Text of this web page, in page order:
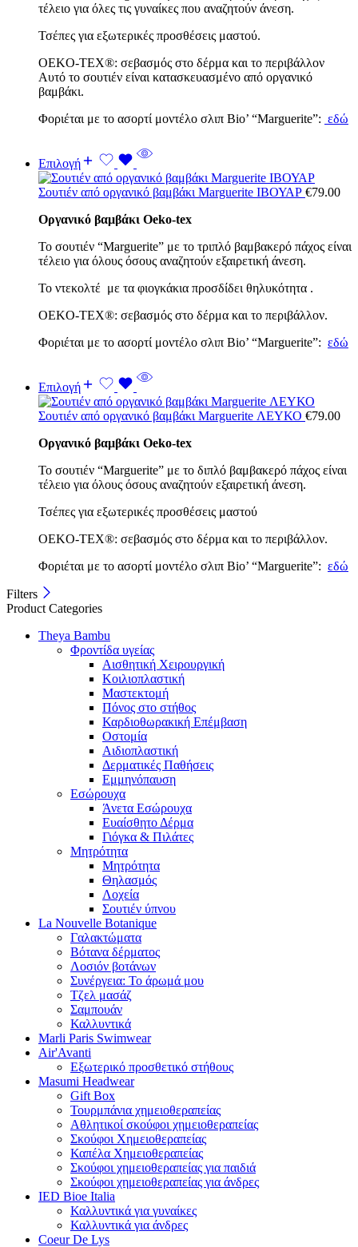
τέλειο για όλες τις γυναίκες που αναζητούν άνεση.
Τσέπες για εξωτερικές προσθέσεις μαστού.
OEKO-TEX®: σεβασμός στο δέρμα και το περιβάλλον
Αυτό το σουτιέν είναι κατασκευασμένο από οργανικό
βαμβάκι.
Φοριέται με το ασορτί μοντέλο σλιπ Bio’ “Marguerite”: εδώ
Επιλογή
Σουτιέν από οργανικό βαμβάκι Marguerite ΙΒΟΥΑΡ €79.00
Οργανικό βαμβάκι Oeko-tex
Το σουτιέν “Marguerite” με το τριπλό βαμβακερό πάχος είναι
τέλειο για όλους όσους αναζητούν εξαιρετική άνεση.
Το ντεκολτέ με τα φιογκάκια προσδίδει θηλυκότητα .
OEKO-TEX®: σεβασμός στο δέρμα και το περιβάλλον.
Φοριέται με το ασορτί μοντέλο σλιπ Bio’ “Marguerite”: εδώ
Επιλογή
Σουτιέν από οργανικό βαμβάκι Marguerite ΛΕΥΚΟ €79.00
Οργανικό βαμβάκι Oeko-tex
Το σουτιέν “Marguerite” με το διπλό βαμβακερό πάχος είναι
τέλειο για όλους όσους αναζητούν εξαιρετική άνεση.
Τσέπες για εξωτερικές προσθέσεις μαστού
OEKO-TEX®: σεβασμός στο δέρμα και το περιβάλλον.
Φοριέται με το ασορτί μοντέλο σλιπ Bio’ “Marguerite”: εδώ
Filters
Product Categories
Theya Bambu
Φροντίδα υγείας
Αισθητική Χειρουργική
Κοιλιοπλαστική
Μαστεκτομή
Πόνος στο στήθος
Καρδιοθωρακική Επέμβαση
Οστομία
Αιδιοπλαστική
Δερματικές Παθήσεις
Εμμηνόπαυση
Εσώρουχα
Άνετα Εσώρουχα
Ευαίσθητο Δέρμα
Γιόγκα & Πιλάτες
Μητρότητα
Μητρότητα
Θηλασμός
Λοχεία
Σουτιέν ύπνου
La Nouvelle Botanique
Γαλακτώματα
Βότανα δέρματος
Λοσιόν βοτάνων
Συνέργεια: Το άρωμά μου
Τζελ μασάζ
Σαμπουάν
Καλλυντικά
Marli Paris Swimwear
Air'Avanti
Εξωτερικό προσθετικό στήθους
Masumi Headwear
Gift Box
Τουρμπάνια χημειοθεραπείας
Αθλητικοί σκούφοι χημειοθεραπείας
Σκούφοι Χημειοθεραπείας
Καπέλα Χημειοθεραπείας
Σκούφοι χημειοθεραπείας για παιδιά
Σκούφοι χημειοθεραπείας για άνδρες
IED Bioe Italia
Καλλυντικά για γυναίκες
Καλλυντικά για άνδρες
Coeur De Lys